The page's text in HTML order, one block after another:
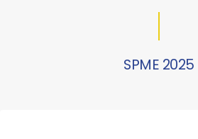
SPME 2025